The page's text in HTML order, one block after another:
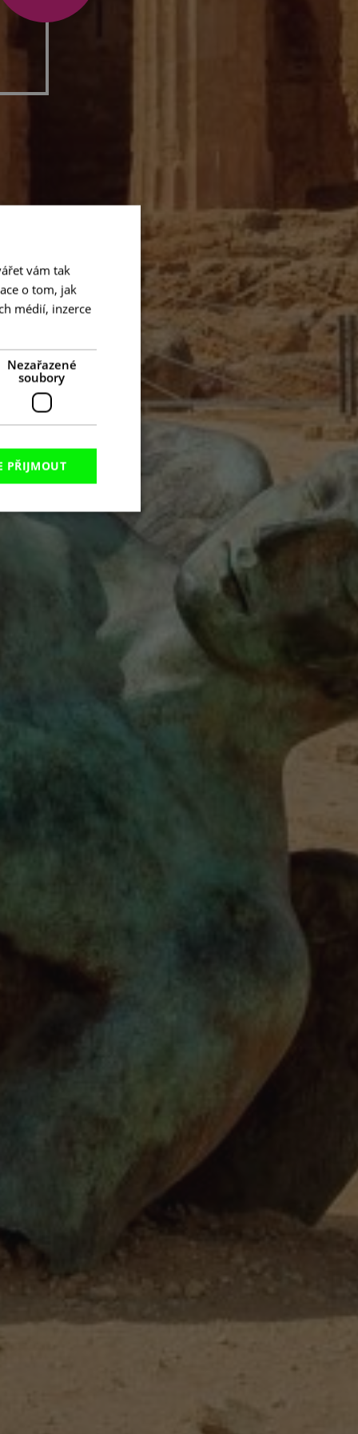
vám tak
o tom, jak
médií, inzerce
Nezařazené
soubory
PŘIJMOUT